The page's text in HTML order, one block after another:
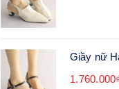
Giầy nữ